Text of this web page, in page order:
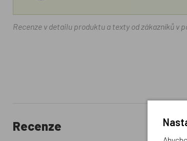
Recenze v detailu produktu a texty od zákazníků v
Recenze